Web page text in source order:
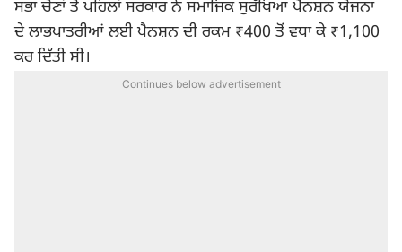
ਸਭਾ ਚੋਣਾਂ ਤੋਂ ਪਹਿਲਾਂ ਸਰਕਾਰ ਨੇ ਸਮਾਜਿਕ ਸੁਰੱਖਿਆ ਪੈਨਸ਼ਨ ਯੋਜਨਾ
ਦੇ ਲਾਭਪਾਤਰੀਆਂ ਲਈ ਪੈਨਸ਼ਨ ਦੀ ਰਕਮ ₹400 ਤੋਂ ਵਧਾ ਕੇ ₹1,100
ਕਰ ਦਿੱਤੀ ਸੀ।
Continues below advertisement